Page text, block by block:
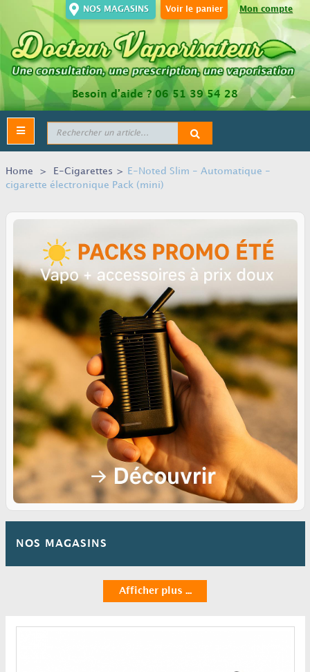
Mon compte
Voir le panier
NOS MAGASINS
Besoin d’aide ?06 51 39 54 28
Toggle
navigation
Home > E-Cigarettes >
E-Noted Slim - Automatique -
cigarette électronique Pack (mini)
NOS MAGASINS
Afficher plus ...